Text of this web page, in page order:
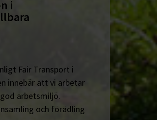
i
Fair Transport i
innebär att vi arbetar
arbetsmiljö.
och förädling